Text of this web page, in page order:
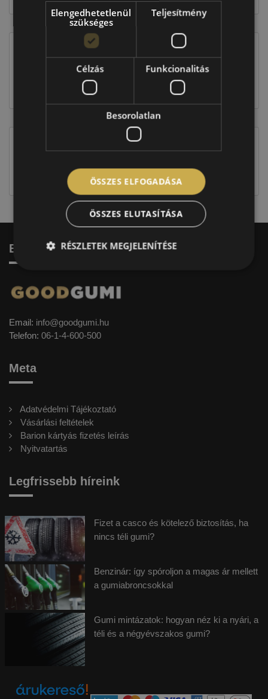
EU-s abroncscímke
Figyelem a feltüntetett címke adatok tájékoztató
címkével ellátott abroncs kerül kiszállításra.
Elérhetőség
Email: info@goodgumi.hu
Telefon: 06-1-4-600-500
Meta
Adatvédelmi Tájékoztató
Vásárlási feltételek
Barion kártyás fizetés leírás
Nyitvatartás
Legfrissebb híreink
Fizet a casco és kötelező biztosítás, ha
nincs téli gumi?
Benzinár: így spóroljon a magas ár mellett
a gumiabroncsokkal
Gumi mintázatok: hogyan néz ki a nyári, a
téli és a négyévszakos gumi?
Elengedhetetlenül
szükséges
Teljesítmény
Célzás Funkcionalitás
Besorolatlan
ÖSSZES ELFOGADÁSA
ÖSSZES ELUTASÍTÁSA
RÉSZLETEK MEGJELENÍTÉSE